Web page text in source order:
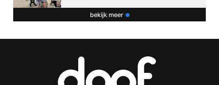
bekijk meer